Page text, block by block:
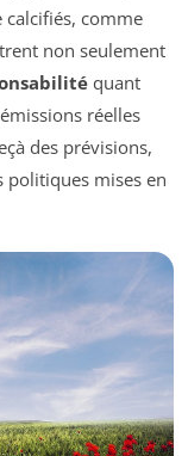
calcifiés, comme
non seulement
quant
réelles
des prévisions,
politiques mises en